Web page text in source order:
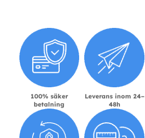
100% säker
betalning
Leverans inom 24–
48h